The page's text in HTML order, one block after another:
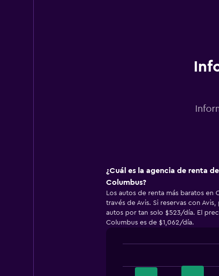
¿Cuál es la agencia de renta
Columbus?
Los autos de renta más baratos en
través de Avis. Si reservas con
autos por tan solo $523/día. El
Columbus es de $1,062/día.